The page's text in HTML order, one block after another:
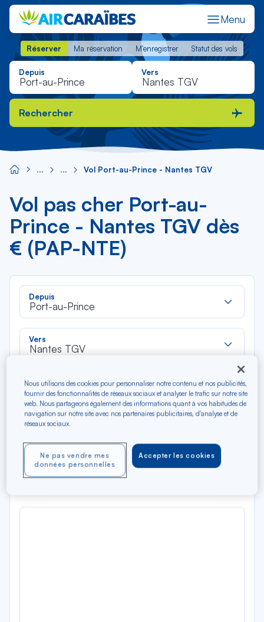
Menu
Réserver Ma réservation M'enregistrer Statut des vols
Réserver Ma réservation M'enregistrer Statut des vols
Depuis Vers
Rechercher
Vol Port-au-Prince - Nantes TGV
Vol pas cher Port-au-
Prince - Nantes TGV dès
€ (PAP-NTE)
Depuis
Port-au-Prince
Vers
Nantes TGV
Aller-Retour Aller simple
Précédent
AOÛ 2026
N/A*
Aller / Retour — Économique
Nous utilisons des cookies pour personnaliser notre contenu et nos publicités,
fournir des fonctionnalités de réseaux sociaux et analyser le trafic sur notre site
web. Nous partageons également des informations quant à vos habitudes de
navigation sur notre site avec nos partenaires publicitaires, d'analyse et de
réseaux sociaux.
Accepter les cookies
Ne pas vendre mes
données personnelles